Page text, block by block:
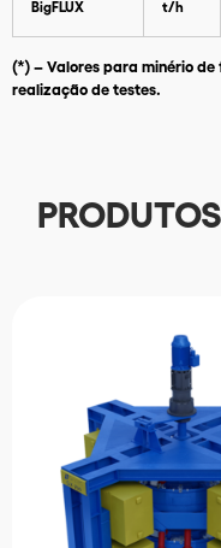
BigFLUX
t/h
(*) – Valores para minério de
realização de testes.